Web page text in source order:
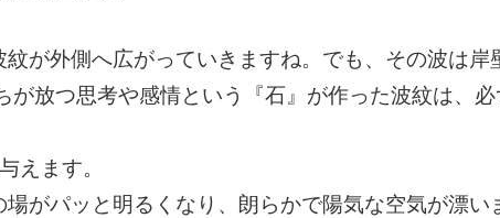
が外側へ広がっていきますね。でも、その波は
放つ思考や感情という『石』が作った波紋は、
えます。
がパッと明るくなり、朗らかで陽気な空気が漂い